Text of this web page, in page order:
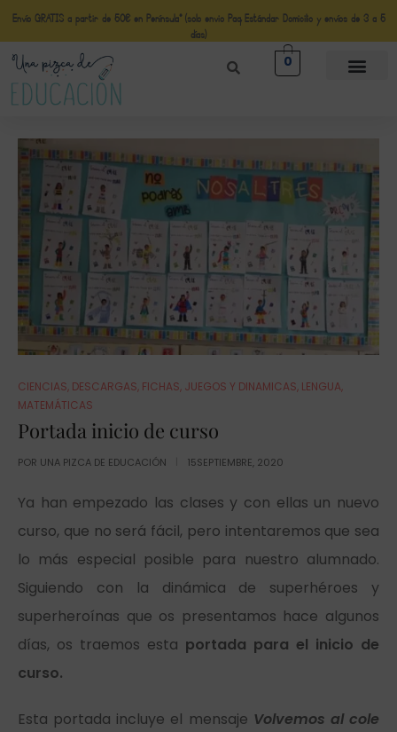
Envío GRATIS a partir de 50€ en Península* (solo envio Paq Estándar Domicilio y envíos de 3 a 5
días)
0
CIENCIAS, DESCARGAS, FICHAS, JUEGOS Y DINAMICAS, LENGUA,
MATEMÁTICAS
Portada inicio de curso
POR UNA PIZCA DE EDUCACIÓN 15SEPTIEMBRE, 2020
Ya han empezado las clases y con ellas un nuevo
curso, que no será fácil, pero intentaremos que sea
lo más especial posible para nuestro alumnado.
Siguiendo con la dinámica de superhéroes y
superheroínas que os presentamos hace algunos
días, os traemos esta portada para el inicio de
curso.
Esta portada incluye el mensaje Volvemos al cole